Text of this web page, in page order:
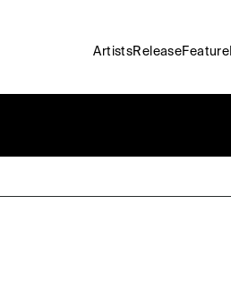
ArtistsReleaseFeature